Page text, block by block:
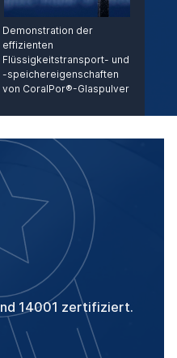
Demonstration der
effizienten
Flüssigkeitstransport- und
-speichereigenschaften
von CoralPor®-Glaspulver
14001 zertifiziert.